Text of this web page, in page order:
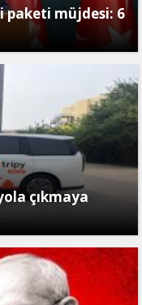
paketi müjdesi: 6
çıkmaya